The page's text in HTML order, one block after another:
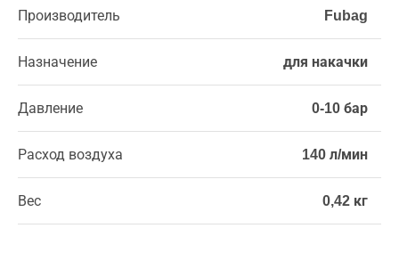
Производитель Fubag
Назначение для накачки
Давление 0-10 бар
Расход воздуха 140 л/мин
Вес 0,42 кг